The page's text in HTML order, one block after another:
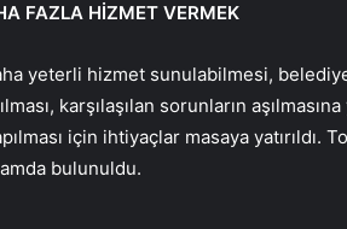
FAZLA HİZMET VERMEK
yeterli hizmet sunulabilmesi,
karşılaşılan sorunların
için ihtiyaçlar masaya yatırıldı.
bulunuldu.